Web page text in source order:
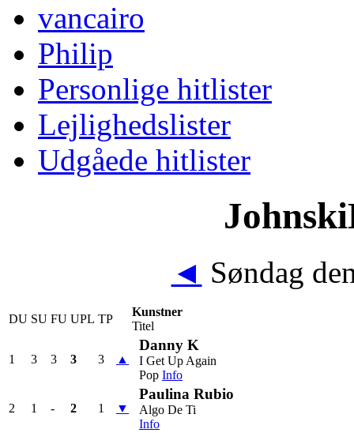
vancairo
Philip
Personlige hitlister
Lejlighedslister
Udgåede hitlister
◄ Søndag
DU SU FU UPL TP
Kunstner
Titel
1 3 3 3 3 ▲
Danny K
I Get Up Again
Pop Info
2 1 - 2 1 ▼
Paulina Rubio
Algo De Ti
Info